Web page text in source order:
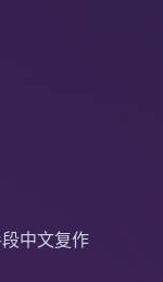
中文复作